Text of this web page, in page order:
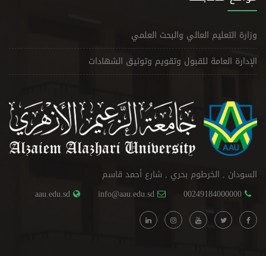
وزارة التعليم العالي والبحث العلمي
الإدارة العامة للقبول وتقويم وتوثيق الشهادات
السودان , الخرطوم بحري , شارع أحمد قاسم
00249184000000
info@aau.edu.sd
aau.edu.sd